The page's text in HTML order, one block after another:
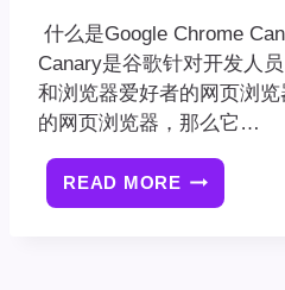
什么是Google Chrome
Canary是谷歌针对开发人
和浏览器爱好者的网页浏
的网页浏览器，那么它…
READ MORE 什
么